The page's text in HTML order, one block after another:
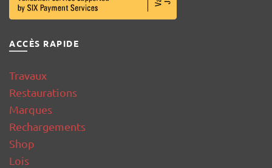
ACCÈS RAPIDE
Travaux
Restaurations
Marques
Rechargements
Shop
Lois